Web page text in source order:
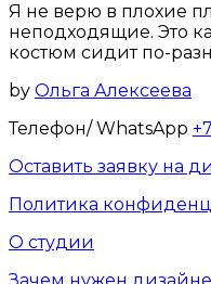
Я не верю в плохие
неподходящие. Это
костюм сидит по-
by Ольга Алексеева
Телефон/ WhatsApp
Оставить заявку на
Политика
О студии